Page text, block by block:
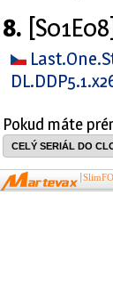
8. [S01E08]
Pokud máte
CELÝ SERIÁL DO